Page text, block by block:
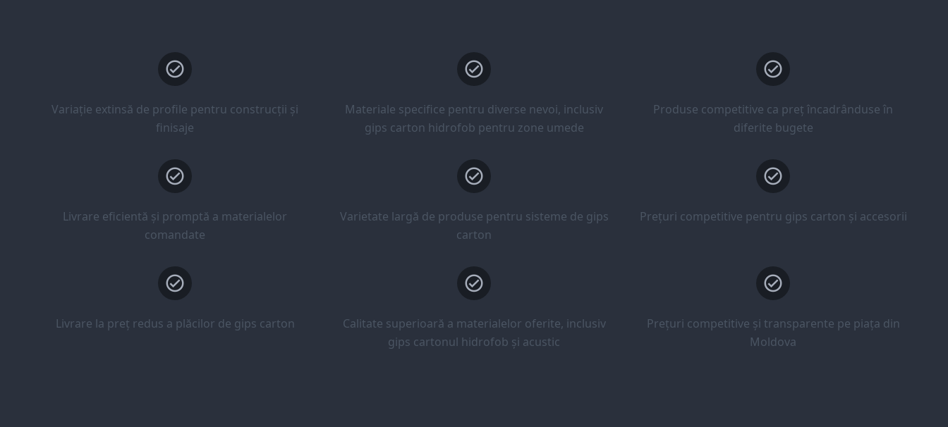
Variație extinsă de profile pentru construcții și
finisaje
Materiale specifice pentru diverse nevoi, inclusiv
gips carton hidrofob pentru zone umede
Produse competitive ca preț încadrânduse în
diferite bugete
Livrare eficientă și promptă a materialelor
comandate
Varietate largă de produse pentru sisteme de gips
carton
Prețuri competitive pentru gips carton și accesorii
Livrare la preț redus a plăcilor de gips carton
Calitate superioară a materialelor oferite, inclusiv
gips cartonul hidrofob și acustic
Prețuri competitive și transparente pe piața din
Moldova